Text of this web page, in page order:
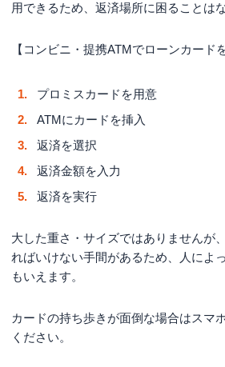
用できるため、返済場所に困ることは
【コンビニ・提携ATMでローンカード
プロミスカードを用意
ATMにカードを挿入
返済を選択
返済金額を入力
返済を実行
大した重さ・サイズではありませんが
ればいけない手間があるため、人によ
もいえます。
カードの持ち歩きが面倒な場合はスマ
ください。